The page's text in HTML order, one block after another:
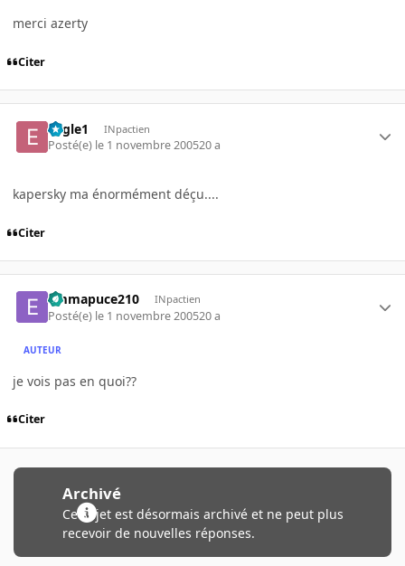
merci azerty
Citer
Eagle1 INpactien
Posté(e) le 1 novembre 200520 a
kapersky ma énormément déçu....
Citer
emmapuce210 INpactien
Posté(e) le 1 novembre 200520 a
AUTEUR
je vois pas en quoi??
Citer
Archivé
Ce sujet est désormais archivé et ne peut plus
recevoir de nouvelles réponses.